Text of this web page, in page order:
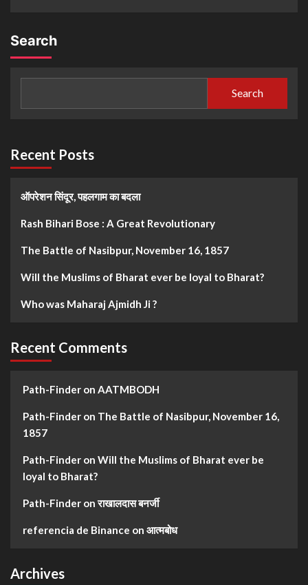
Search
Search
Recent Posts
ऑपरेशन सिंदूर, पहलगाम का बदला
Rash Bihari Bose : A Great Revolutionary
The Battle of Nasibpur, November 16, 1857
Will the Muslims of Bharat ever be loyal to Bharat?
Who was Maharaj Ajmidh Ji ?
Recent Comments
Path-Finder on AATMBODH
Path-Finder on The Battle of Nasibpur, November 16,
1857
Path-Finder on Will the Muslims of Bharat ever be
loyal to Bharat?
Path-Finder onराखालदास बनर्जी
referencia de Binance on आत्मबोध
Archives